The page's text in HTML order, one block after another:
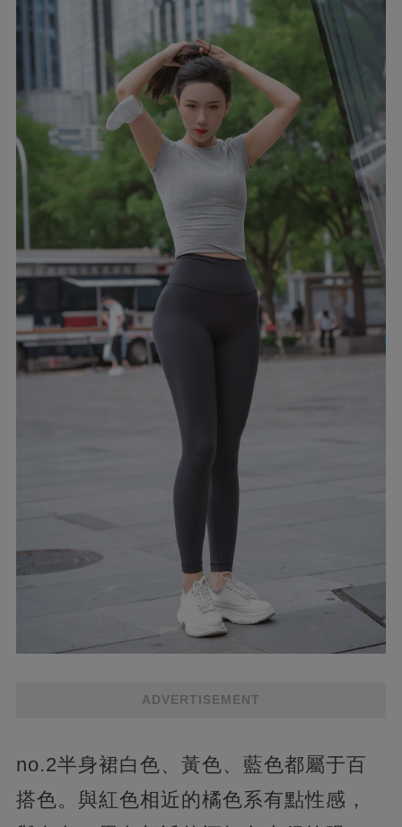
ADVERTISEMENT
no.2半身裙白色、黃色、藍色都屬于百
搭色。與紅色相近的橘色系有點性感，